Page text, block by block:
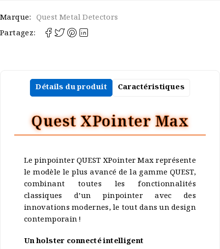
Marque: Quest Metal Detectors
Partagez:
Détails du produit Caractéristiques
Quest XPointer Max
Le pinpointer QUEST XPointer Max représente
le modèle le plus avancé de la gamme QUEST,
combinant toutes les fonctionnalités
classiques d’un pinpointer avec des
innovations modernes, le tout dans un design
contemporain !
Un holster connecté intelligent